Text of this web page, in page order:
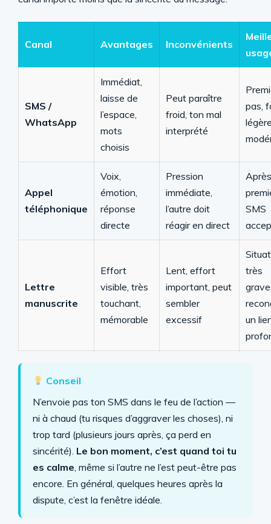
Canal Avantages Inconvénients
SMS /
WhatsApp
Immédiat,
laisse de
l’espace,
mots
choisis
Peut paraître
froid, ton mal
interprété
pas,
Appel
téléphonique
Voix,
émotion,
réponse
directe
Pression
immédiate,
l’autre doit
réagir en direct
SMS
Lettre
manuscrite
Effort
visible, très
touchant,
mémorable
Lent, effort
important, peut
sembler
excessif
très
un
Conseil
N’envoie pas ton SMS dans le feu de l’action —
ni à chaud (tu risques d’aggraver les choses), ni
trop tard (plusieurs jours après, ça perd en
sincérité). Le bon moment, c’est quand toi tu
es calme, même si l’autre ne l’est peut-être pas
encore. En général, quelques heures après la
dispute, c’est la fenêtre idéale.